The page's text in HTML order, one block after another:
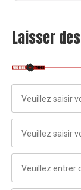
Laisser